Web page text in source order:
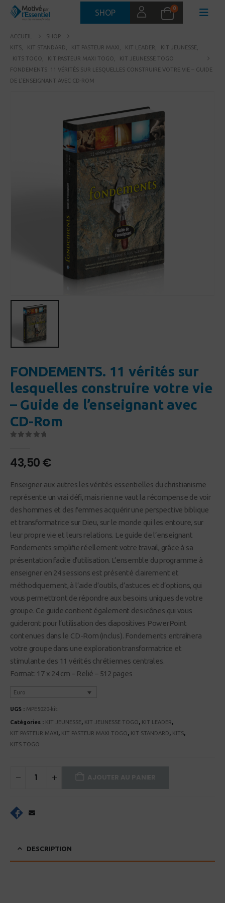
SHOP 0
ACCUEIL
SHOP
KITS
KIT STANDARD KIT PASTEUR MAXI KIT LEADER KIT JEUNESSE
KITS TOGO
KIT PASTEUR MAXI TOGO
KIT JEUNESSE TOGO
FONDEMENTS. 11 VÉRITÉS SUR LESQUELLES CONSTRUIRE VOTRE VIE – GUIDE
DE L’ENSEIGNANT AVEC CD-ROM
FONDEMENTS. 11 vérités sur
lesquelles construire votre vie
– Guide de l’enseignant avec
CD-Rom
43,50€
Enseigner aux autres les vérités essentielles du christianisme
représente un vrai défi, mais rien ne vaut la récompense de voir
des hommes et des femmes acquérir une perspective biblique
et transformatrice sur Dieu, sur le monde qui les entoure, sur
leur propre vie et leurs relations. Le guide de l’enseignant
Fondements simplifie réellement votre travail, grâce à sa
présentation facile d’utilisation. L’ensemble du programme à
enseigner en 24 sessions est présenté clairement et
méthodiquement, à l’aide d’outils, d’astuces et d’options, qui
vous permettront de répondre aux besoins uniques de votre
groupe. Ce guide contient également des icônes qui vous
guideront pour l’utilisation des diapositives PowerPoint
contenues dans le CD-Rom (inclus). Fondements entraînera
votre groupe dans une exploration transformatrice et
stimulante des 11 vérités chrétiennes centrales.
Format: 17 x 24 cm – Relié – 512 pages
Euro
UGS : MPE5020-kit
Catégories : KIT JEUNESSE, KIT JEUNESSE TOGO, KIT LEADER,
KIT PASTEUR MAXI, KIT PASTEUR MAXI TOGO, KIT STANDARD, KITS,
KITS TOGO
DESCRIPTION